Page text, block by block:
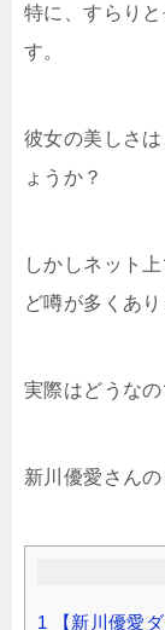
特に、すらり
す。
彼女の美しさ
ょうか？
しかしネット
ど噂が多くあり
実際はどうな
新川優愛さん
1 【新川優愛